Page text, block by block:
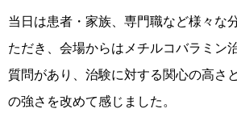
当日は患者・家族、専門職など様々な
ただき、会場からはメチルコバラミン
質問があり、治験に対する関心の高さ
の強さを改めて感じました。